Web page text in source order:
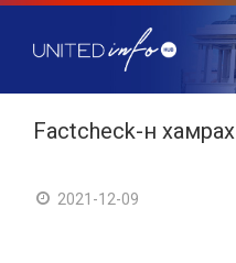
Factcheck-н хамрах
2021-12-09